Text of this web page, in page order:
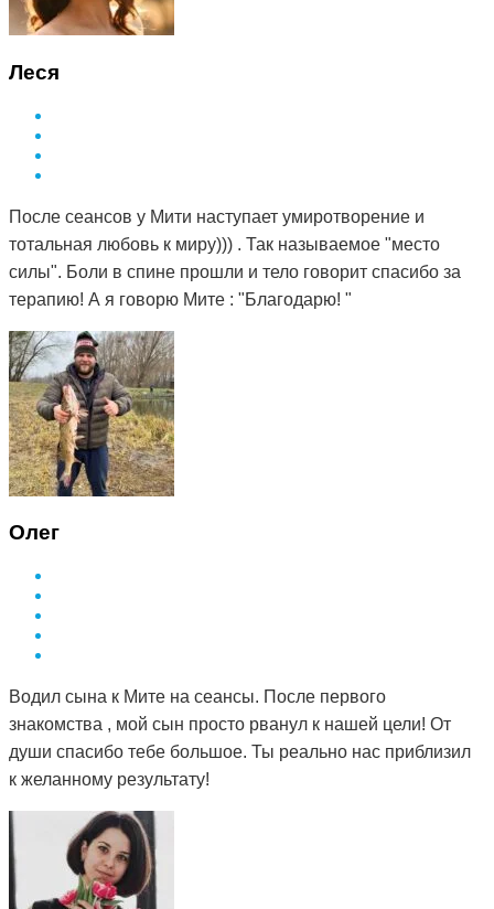
Леся
После сеансов у Мити наступает умиротворение и
тотальная любовь к миру))) . Так называемое "место
силы". Боли в спине прошли и тело говорит спасибо за
терапию! А я говорю Мите : "Благодарю! "
Олег
Водил сына к Мите на сеансы. После первого
знакомства , мой сын просто рванул к нашей цели! От
души спасибо тебе большое. Ты реально нас приблизил
к желанному результату!